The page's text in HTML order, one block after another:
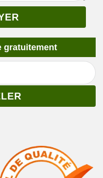
gratuitement